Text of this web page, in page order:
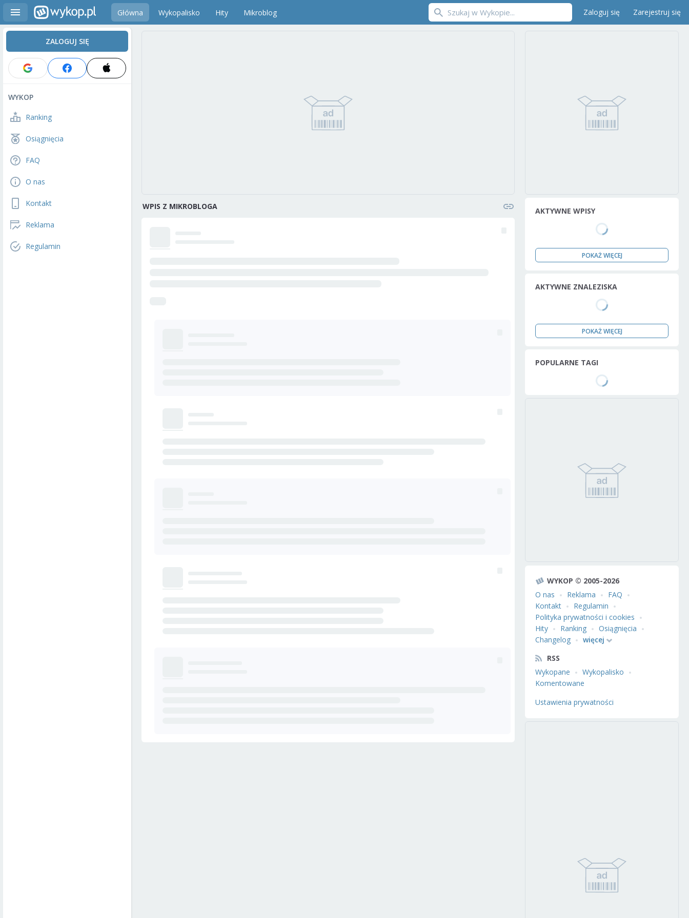
Główna Wykopalisko Hity Mikroblog Zaloguj się Zarejestruj się
ZALOGUJ SIĘ
WYKOP
Ranking
Osiągnięcia
FAQ
O nas
Kontakt
Reklama
Regulamin
WPIS Z MIKROBLOGA AKTYWNE WPISY
POKAŻ WIĘCEJ
AKTYWNE ZNALEZISKA
POKAŻ WIĘCEJ
POPULARNE TAGI
WYKOP © 2005-2026
O nas
Reklama
FAQ
Kontakt
Regulamin
Polityka prywatności i cookies
Hity
Ranking
Osiągnięcia
Changelog
więcej
RSS
Wykopane
Wykopalisko
Komentowane
Ustawienia prywatności